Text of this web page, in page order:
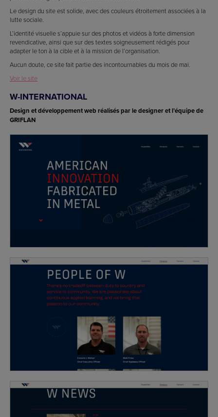
Le design du site est solide, avec des couleurs étroitement associées à la
lutte sociale.
L’identité visuelle s’appuie sur des photos et vidéos à forte dimension
revendicative, ainsi que sur des textes soigneusement rédigés pour
adapter le ton à la cible et à la mission de l’organisation.
Aucun doute, ce site fait partie des incontournables du mois de mai.
Voir le site
W-INTERNATIONAL
Design et développement web réalisés par le designer et l’équipe de
GRIFLAN